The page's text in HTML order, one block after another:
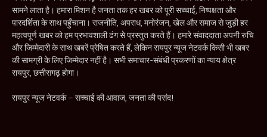
सामने लाता है। हमारा मिशन है जनता तक हर खबर को पूरी सच्चाई, निष्पक्षता और
पारदर्शिता के साथ पहुँचाना। राजनीति, अपराध, मनोरंजन, खेल और समाज से जुड़ी हर
महत्वपूर्ण खबर को हम प्रभावशाली ढंग से प्रस्तुत करते हैं। हमारे संवाददाता अपनी रुचि
और जिम्मेदारी के साथ खबरें प्रेषित करते हैं, लेकिन रायपुर न्यूज नेटवर्क किसी भी खबर
की सामग्री के लिए जिम्मेदार नहीं है। सभी समाचार-संबंधी प्रकरणों का न्याय क्षेत्र
रायपुर, छत्तीसगढ़ होगा।
रायपुर न्यूज नेटवर्क – सच्चाई की आवाज, जनता की पसंद!